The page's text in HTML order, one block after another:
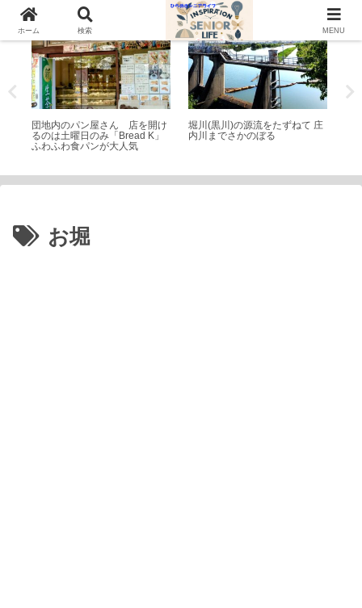
シニアライフ
団地内のパン屋さん 店を開け
るのは土曜日のみ「Bread K」
ふわふわ食パンが大人気
散歩
堀川(黒川)の源流をたずねて 庄
内川までさかのぼる
お堀
ホーム 検索 MENU